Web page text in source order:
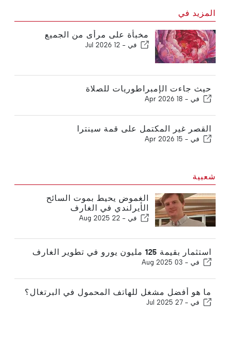
المزيد في
مخبأة على مرأى من الجميع
في - 12 Jul 2026
حيث جاءت الإمبراطوريات للصلاة
في - 18 Apr 2026
القصر غير المكتمل على قمة سينترا
في - 15 Apr 2026
شعبية
الغموض يحيط بموت السائح
الأيرلندي في الغارف
في - 22 Aug 2025
استثمار بقيمة 125 مليون يورو في تطوير الغارف
في - 03 Aug 2025
ما هو أفضل مشغل للهاتف المحمول في البرتغال؟
في - 27 Jul 2025